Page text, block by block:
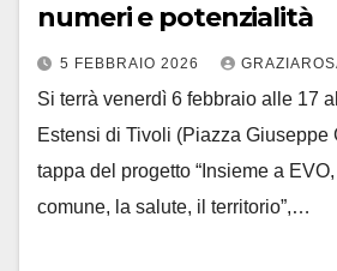
numeri e potenzialità
5 FEBBRAIO 2026
Si terrà venerdì 6 febbraio alle 17
Estensi di Tivoli (Piazza Giuseppe
tappa del progetto “Insieme a
comune, la salute, il territorio”,…